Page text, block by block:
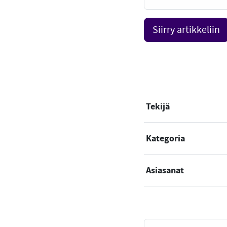
Siirry artikkeliin
Tekijä
Kategoria
Asiasanat